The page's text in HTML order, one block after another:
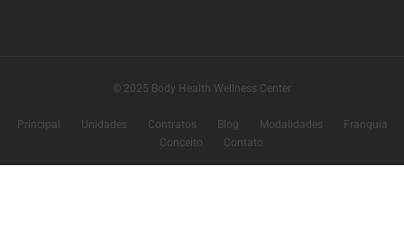
© 2025 Body Health Wellness Center
Principal Unidades Contratos Blog Modalidades
Franquia
Conceito
Contato